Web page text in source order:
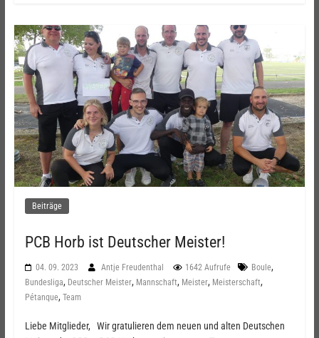
Beiträge
PCB Horb ist Deutscher Meister!
04. 09. 2023 Antje Freudenthal 1642 Aufrufe Boule,
Bundesliga, Deutscher Meister, Mannschaft, Meister, Meisterschaft,
Pétanque, Team
Liebe Mitglieder, Wir gratulieren dem neuen und alten Deutschen